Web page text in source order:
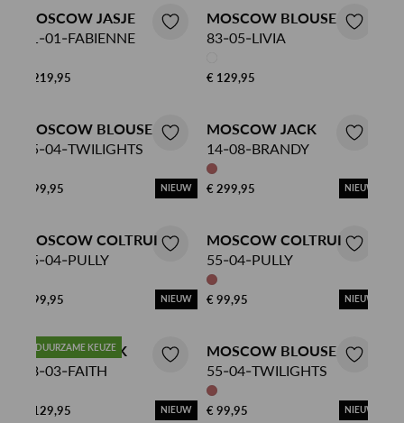
MOSCOW JASJE
91-01-FABIENNE
€ 219,95
MOSCOW BLOUSE
83-05-LIVIA
€ 129,95
MOSCOW BLOUSE
55-04-TWILIGHTS
€ 99,95 NIEUW
MOSCOW JACK
14-08-BRANDY
€ 299,95 NIEUW
MOSCOW COLTRUI
55-04-PULLY
€ 99,95 NIEUW
MOSCOW COLTRUI
55-04-PULLY
€ 99,95 NIEUW
DUURZAME KEUZE
MOSCOW ROK
78-03-FAITH
€ 129,95 NIEUW
MOSCOW BLOUSE
55-04-TWILIGHTS
€ 99,95 NIEUW